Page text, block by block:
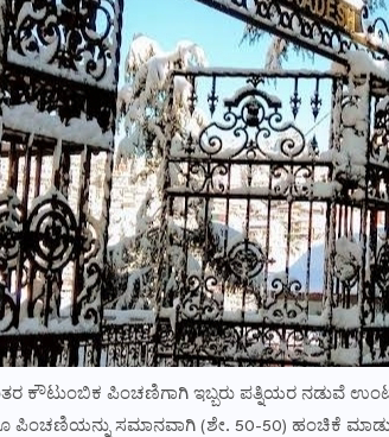
ಕೌಟುಂಬಿಕ ಪಿಂಚಣಿಗಾಗಿ ಇಬ್ಬರು ಪತ್ನಿಯರ ನಡುವೆ
ಪಿಂಚಣಿಯನ್ನು ಸಮಾನವಾಗಿ (ಶೇ. 50-50) ಹಂಚಿಕೆ